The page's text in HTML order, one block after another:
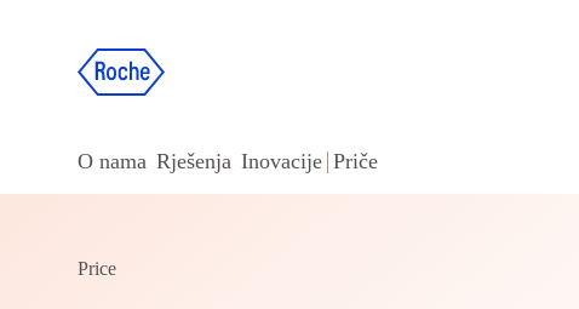
O nama Rješenja Inovacije Priče
Price